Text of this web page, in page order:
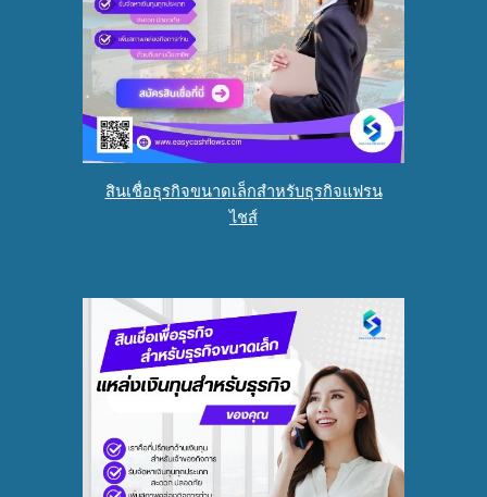
สินเชื่อธุรกิจขนาดเล็กสำหรับธุรกิจแฟรน
ไชส์